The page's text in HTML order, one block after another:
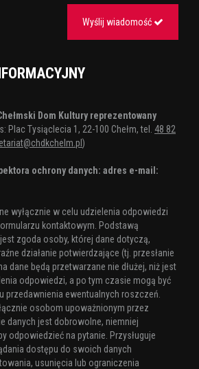
Wyślij wiadomość
Dom Kultury reprezentowany
Plac Tysiąclecia 1, 22-100 Chełm, tel. 48 82
)
ochrony danych: adres e-mail:
wyłącznie w celu udzielenia odpowiedzi
kontaktowym. Podstawą
zgoda osoby, której dane dotyczą,
działanie potwierdzające (tj. przesłanie
dane będą przetwarzane nie dłużej, niż jest
odpowiedzi, a po tym czasie mogą być
przedawnienia ewentualnych roszczeń.
osobom upoważnionym przez
danych jest dobrowolne, niemniej
odpowiedzieć na pytanie. Przysługuje
dostępu do swoich danych
usunięcia lub ograniczenia